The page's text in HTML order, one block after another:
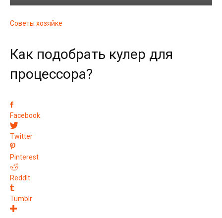
Советы хозяйке
Как подобрать кулер для
процессора?
Facebook
Twitter
Pinterest
ReddIt
Tumblr